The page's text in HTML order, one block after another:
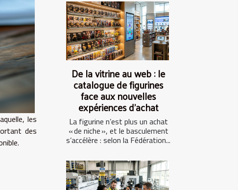
les
des
De la vitrine au web : le
catalogue de figurines
face aux nouvelles
expériences d’achat
La figurine n’est plus un achat
« de niche », et le basculement
s’accélère : selon la Fédération...